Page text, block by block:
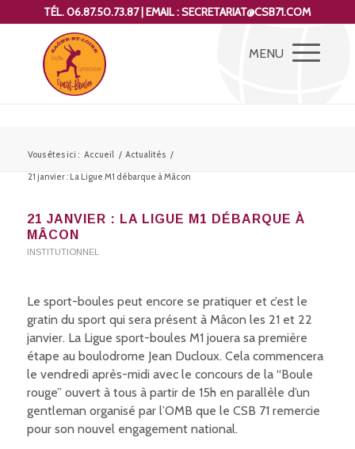
TÉL. 06.87.50.73.87 | EMAIL : SECRETARIAT@CSB71.COM
Vous êtes ici : Accueil / Actualités /
21 janvier : La Ligue M1 débarque à Mâcon
21 JANVIER : LA LIGUE M1 DÉBARQUE À
MÂCON
INSTITUTIONNEL
Le sport-boules peut encore se pratiquer et c’est le
gratin du sport qui sera présent à Mâcon les 21 et 22
janvier. La Ligue sport-boules M1 jouera sa première
étape au boulodrome Jean Ducloux. Cela commencera
le vendredi après-midi avec le concours de la “Boule
rouge” ouvert à tous à partir de 15h en parallèle d’un
gentleman organisé par l’OMB que le CSB 71 remercie
pour son nouvel engagement national.